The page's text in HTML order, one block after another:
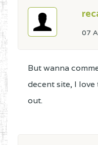
07
But wanna
decent site, I
out.